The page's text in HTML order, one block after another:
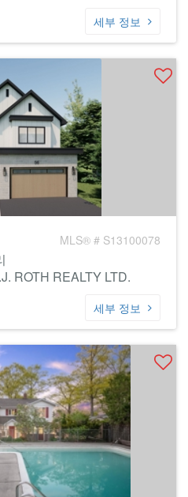
세부 정보
MLS® # S13100078
ROTH REALTY LTD.
세부 정보